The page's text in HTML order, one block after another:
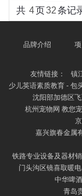
共 4页32条记
品牌介绍
友情链接：
镇
少儿英语素质教育 - 包
沈阳部加德区
杭州宠物网 教您
嘉兴旗春金属
铁路专业设备及器材
门头沟区镜喜取暖
中华啤
青岛